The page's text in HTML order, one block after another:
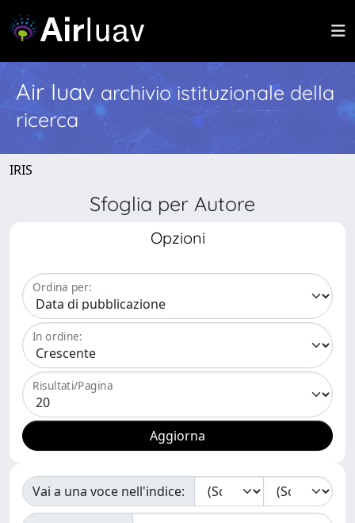
Air Iuav archivio istituzionale della
ricerca
IRIS
Sfoglia per Autore
Opzioni
Ordina per:
In ordine:
Risultati/Pagina
Vai a una voce nell'indice: